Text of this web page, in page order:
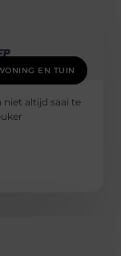
EN TUIN
altijd saai te